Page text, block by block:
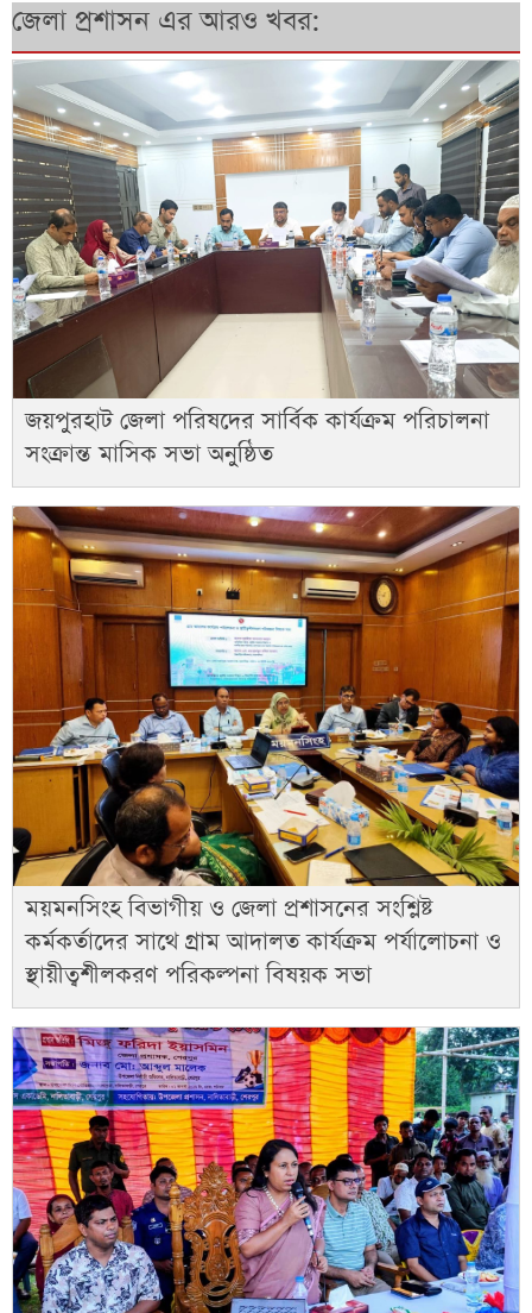
জেলা প্রশাসন এর আরও খবর:
জয়পুরহাট জেলা পরিষদের সার্বিক কার্যক্রম পরিচালনা
সংক্রান্ত মাসিক সভা অনুষ্ঠিত ​
ময়মনসিংহ বিভাগীয় ও জেলা প্রশাসনের সংশ্লিষ্ট
কর্মকর্তাদের সাথে গ্রাম আদালত কার্যক্রম পর্যালোচনা ও
স্থায়ীত্বশীলকরণ পরিকল্পনা বিষয়ক সভা